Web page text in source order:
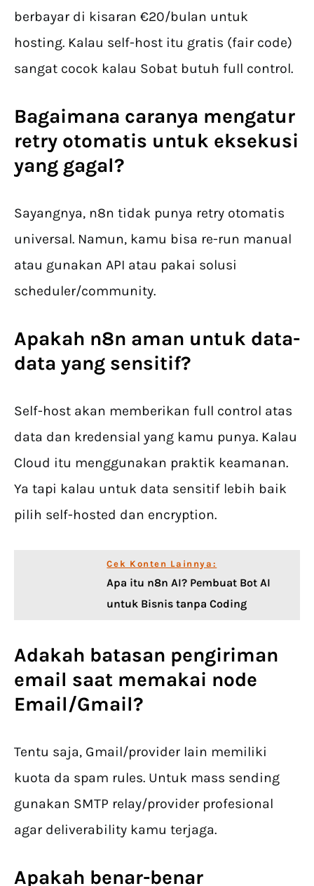
berbayar di kisaran €20/bulan untuk
hosting. Kalau self-host itu gratis (fair code)
sangat cocok kalau Sobat butuh full control.
Bagaimana caranya mengatur
retry otomatis untuk eksekusi
yang gagal?
Sayangnya, n8n tidak punya retry otomatis
universal. Namun, kamu bisa re-run manual
atau gunakan API atau pakai solusi
scheduler/community.
Apakah n8n aman untuk data-
data yang sensitif?
Self-host akan memberikan full control atas
data dan kredensial yang kamu punya. Kalau
Cloud itu menggunakan praktik keamanan.
Ya tapi kalau untuk data sensitif lebih baik
pilih self-hosted dan encryption.
Cek Konten Lainnya:
Apa itu n8n AI? Pembuat Bot AI
untuk Bisnis tanpa Coding
Adakah batasan pengiriman
email saat memakai node
Email/Gmail?
Tentu saja, Gmail/provider lain memiliki
kuota da spam rules. Untuk mass sending
gunakan SMTP relay/provider profesional
agar deliverability kamu terjaga.
Apakah benar-benar